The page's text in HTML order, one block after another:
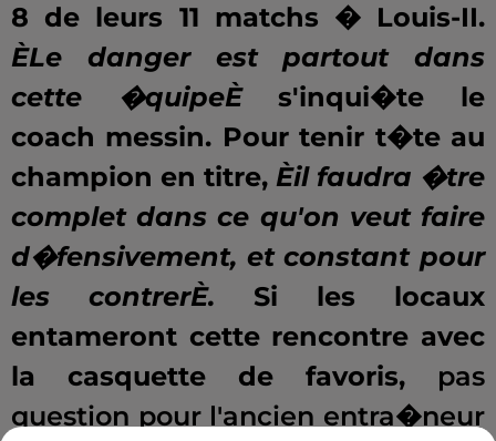
8 de leurs 11 matchs � Louis-II.
ÈLe danger est partout dans
cette �quipeÈs'inqui�te le
coach messin. Pour tenir t�te au
champion en titre, Èil faudra �tre
complet dans ce qu'on veut faire
d�fensivement, et constant pour
les contrerÈ. Si les locaux
entameront cette rencontre avec
la casquette de favoris, pas
question pour l'ancien entra�neur